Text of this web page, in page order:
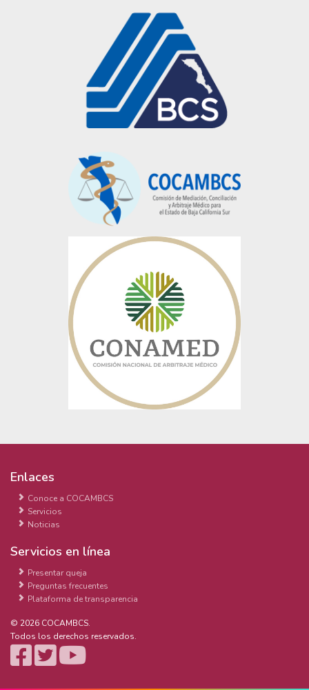
Enlaces
Conoce a COCAMBCS
Servicios
Noticias
Servicios en línea
Presentar queja
Preguntas frecuentes
Plataforma de transparencia
© 2026 COCAMBCS.
Todos los derechos reservados.